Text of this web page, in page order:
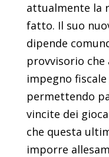
attualmente la
fatto. Il suo
dipende
provvisorio
impegno
permettendo
vincite dei
che questa
imporre